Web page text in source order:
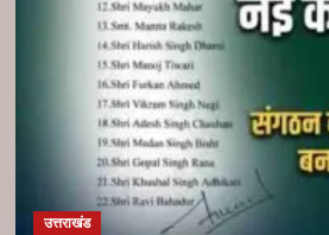
उत्तराखंड